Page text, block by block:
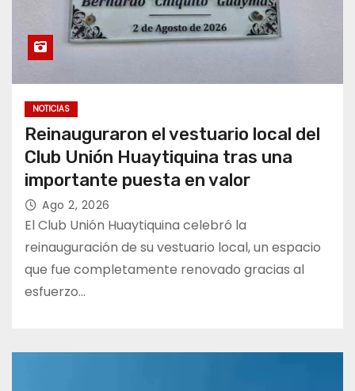
NOTICIAS
Reinauguraron el vestuario local del
Club Unión Huaytiquina tras una
importante puesta en valor
Ago 2, 2026
El Club Unión Huaytiquina celebró la
reinauguración de su vestuario local, un espacio
que fue completamente renovado gracias al
esfuerzo…